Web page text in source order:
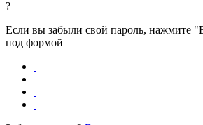
?
Если вы забыли свой пароль, нажмите
под формой